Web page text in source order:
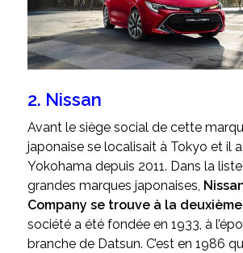
2. Nissan
Avant le siège social de cette
japonaise se localisait à Tokyo et il
Yokohama depuis 2011. Dans la
grandes marques japonaises,
Company se trouve à la
société a été fondée en 1933, à
branche de Datsun. C’est en 1986